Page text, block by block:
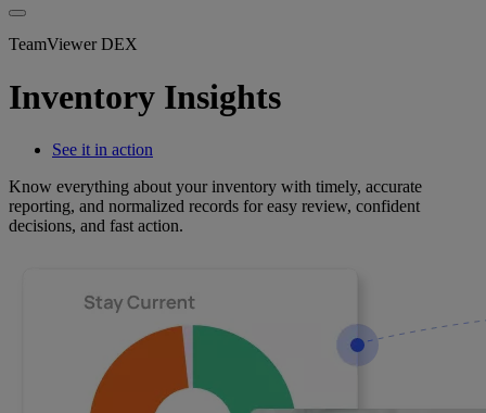
TeamViewer DEX
Inventory Insights
See it in action
Know everything about your inventory with timely, accurate
reporting, and normalized records for easy review, confident
decisions, and fast action.